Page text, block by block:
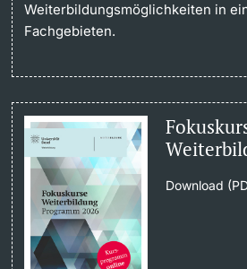
Weiterbildungsmöglichkeiten in
Fachgebieten.
Download